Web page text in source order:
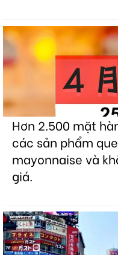
Hơn 2.500 mặt
các sản phẩm
mayonnaise và
giá.